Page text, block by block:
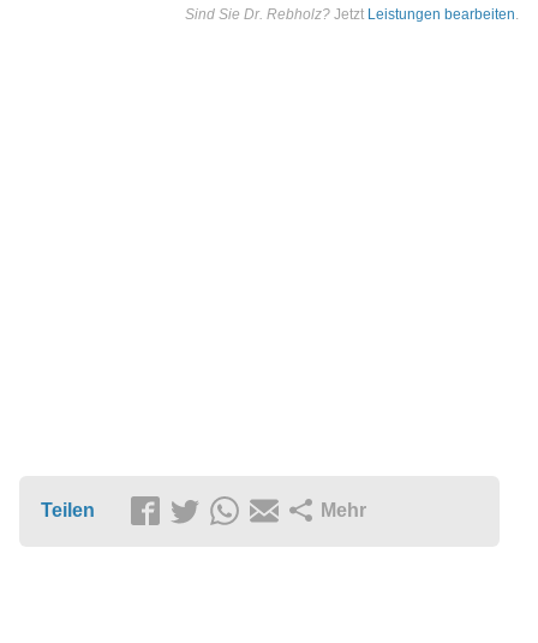
Sind Sie Dr. Rebholz? Jetzt Leistungen bearbeiten.
Teilen Mehr